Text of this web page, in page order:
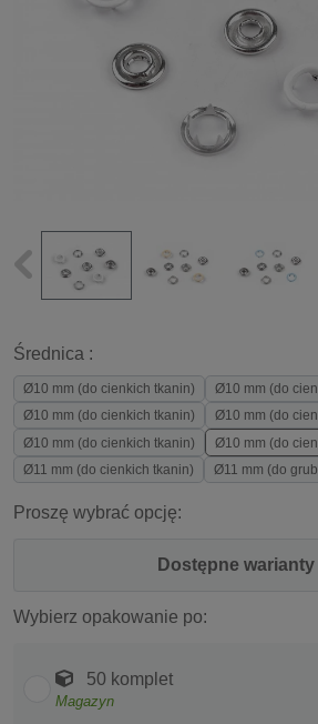
Średnica :
Ø10 mm (do cienkich tkanin)
Ø10 mm (do
Ø10 mm (do cienkich tkanin)
Ø10 mm (do
Ø10 mm (do cienkich tkanin)
Ø10 mm (do
Ø11 mm (do cienkich tkanin)
Ø11 mm (do
Proszę wybrać opcję:
Dostępne warianty
Wybierz opakowanie po:
50 komplet
Magazyn